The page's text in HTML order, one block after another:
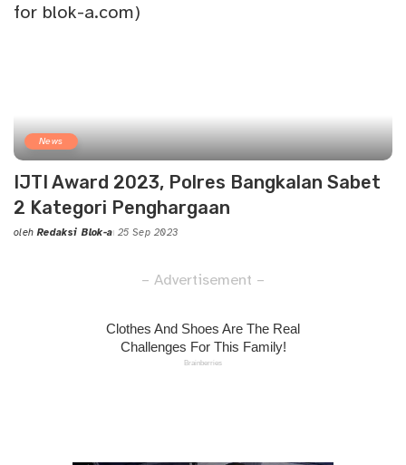
News
IJTI Award 2023, Polres Bangkalan Sabet
2 Kategori Penghargaan
Posted
oleh Redaksi Blok-a 25 Sep 2023
– Advertisement –